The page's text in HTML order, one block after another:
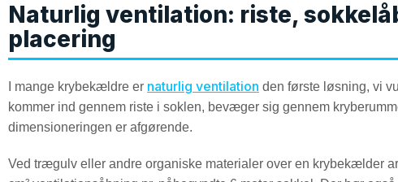
Naturlig ventilation: riste,
placering
I mange krybekældre er naturlig ventilation den første løsning, vi
kommer ind gennem riste i soklen, bevæger sig gennem
dimensioneringen er afgørende.
Ved trægulv eller andre organiske materialer over en krybekælder